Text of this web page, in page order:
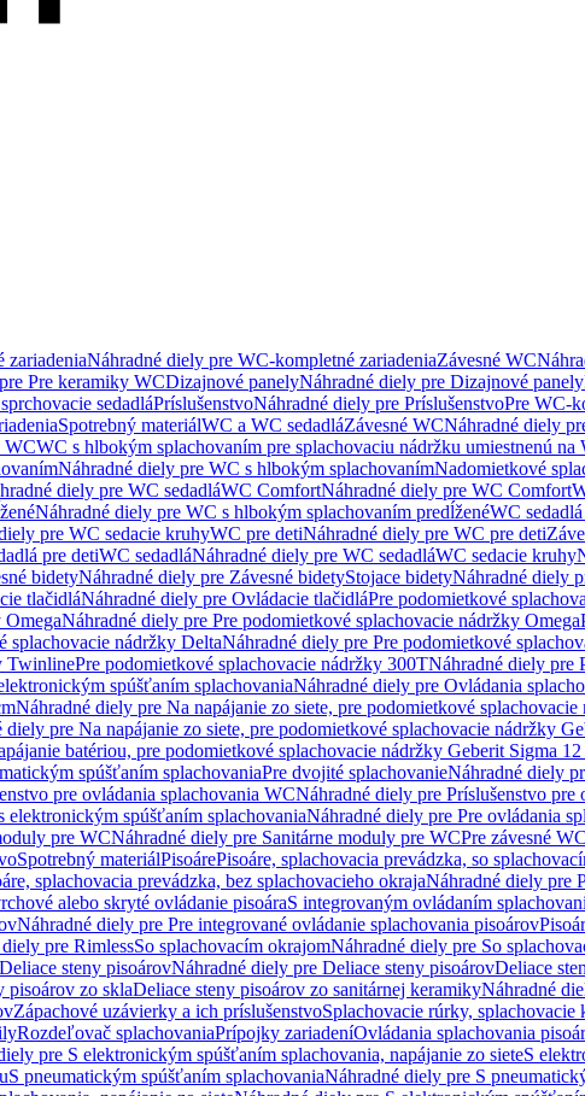
zariadeniaNáhradné diely pre WC-kompletné zariadeniaZávesné WC
Pre keramiky WCDizajnové panelyNáhradné diely pre Dizajnové panely
sedadláPríslušenstvoNáhradné diely pre PríslušenstvoPre WC-
Spotrebný materiálWC a WC sedadláZávesné WCNáhradné diely
WCWC s hlbokým splachovaním pre splachovaciu nádržku umiestnenú na
Náhradné diely pre WC s hlbokým splachovanímNadomietkové
diely pre WC sedadláWC ComfortNáhradné diely pre WC Comfort
Náhradné diely pre WC s hlbokým splachovaním predĺženéWC
pre WC sedacie kruhyWC pre detiNáhradné diely pre WC pre deti
pre detiWC sedadláNáhradné diely pre WC sedadláWC sedacie kruhy
bidetyNáhradné diely pre Závesné bidetyStojace bidetyNáhradné diely
tlačidláNáhradné diely pre Ovládacie tlačidláPre podomietkové
Náhradné diely pre Pre podomietkové splachovacie nádržky Omega
splachovacie nádržky DeltaNáhradné diely pre Pre podomietkové
TwinlinePre podomietkové splachovacie nádržky 300TNáhradné diely pre
spúšťaním splachovaniaNáhradné diely pre Ovládania
Náhradné diely pre Na napájanie zo siete, pre podomietkové
diely pre Na napájanie zo siete, pre podomietkové splachovacie nádržky
batériou, pre podomietkové splachovacie nádržky Geberit Sigma
spúšťaním splachovaniaPre dvojité splachovanieNáhradné diely
pre ovládania splachovania WCNáhradné diely pre Príslušenstvo pre
elektronickým spúšťaním splachovaniaNáhradné diely pre Pre ovládania
pre WCNáhradné diely pre Sanitárne moduly pre WCPre závesné WC
Spotrebný materiálPisoárePisoáre, splachovacia prevádzka, so
splachovacia prevádzka, bez splachovacieho okrajaNáhradné diely pre
alebo skryté ovládanie pisoáraS integrovaným ovládaním
Náhradné diely pre Pre integrované ovládanie splachovania pisoárov
pre RimlessSo splachovacím okrajomNáhradné diely pre So
Deliace steny pisoárovNáhradné diely pre Deliace steny pisoárovDeliace
pisoárov zo sklaDeliace steny pisoárov zo sanitárnej keramikyNáhradné
Zápachové uzávierky a ich príslušenstvoSplachovacie rúrky, splachovacie
Rozdeľovač splachovaniaPrípojky zariadeníOvládania splachovania
pre S elektronickým spúšťaním splachovania, napájanie zo sieteS
S pneumatickým spúšťaním splachovaniaNáhradné diely pre S